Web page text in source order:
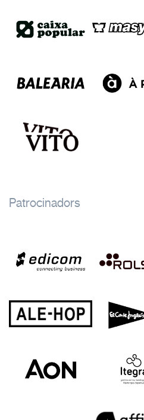
Patrocinadors